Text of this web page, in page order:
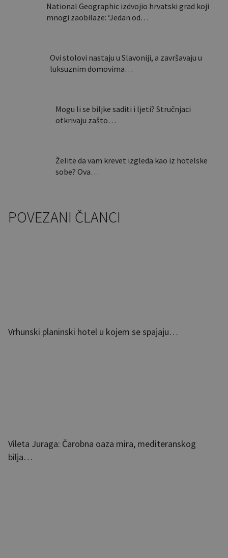
National Geographic izdvojio hrvatski grad koji
mnogi zaobilaze: ‘Jedan od…
Ovi stolovi nastaju u Slavoniji, a završavaju u
luksuznim domovima…
Mogu li se biljke saditi i ljeti? Stručnjaci
otkrivaju zašto…
Želite da vam krevet izgleda kao iz hotelske
sobe? Ova…
POVEZANI ČLANCI
Vrhunski planinski hotel u kojem se spajaju…
Vileta Juraga: Čarobna oaza mira, mediteranskog
bilja…